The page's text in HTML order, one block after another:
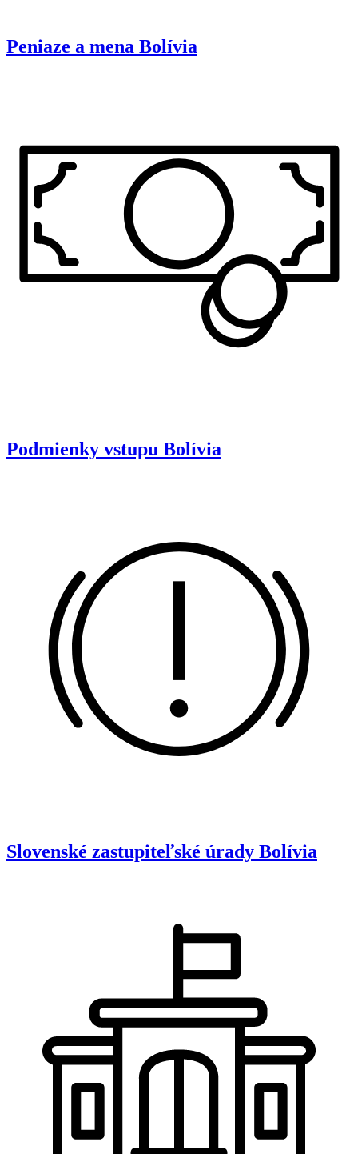
Peniaze a mena Bolívia
Podmienky vstupu Bolívia
Slovenské zastupiteľské úrady Bolívia